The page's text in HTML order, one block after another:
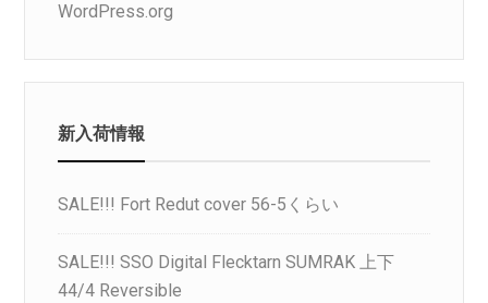
WordPress.org
新入荷情報
SALE!!! Fort Redut cover 56-5くらい
SALE!!! SSO Digital Flecktarn SUMRAK 上下
44/4 Reversible